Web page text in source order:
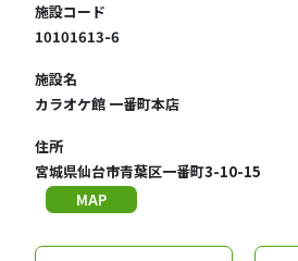
施設コード
10101613-6
施設名
カラオケ館 一番町本店
住所
宮城県仙台市青葉区一番町3-10-15
MAP